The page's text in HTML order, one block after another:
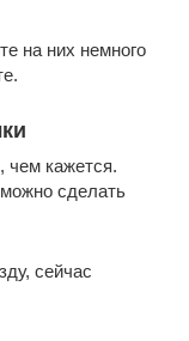
на них немного
чем кажется.
сделать
сейчас